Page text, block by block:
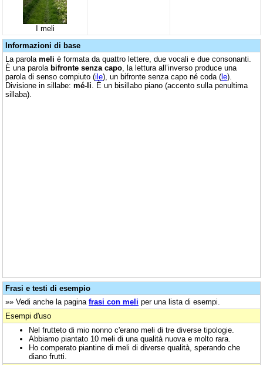
I meli
Informazioni di base
La parola meli è formata da quattro lettere, due vocali e due consonanti.
È una parola bifronte senza capo , la lettura all’inverso produce una
parola di senso compiuto (ile), un bifronte senza capo né coda (le).
Divisione in sillabe: mé-li . È un bisillabo piano (accento sulla penultima
sillaba).
Frasi e testi di esempio
»» Vedi anche la pagina frasi con meli per una lista di esempi.
Esempi d'uso
Nel frutteto di mio nonno c'erano meli di tre diverse tipologie.
Abbiamo piantato 10 meli di una qualità nuova e molto rara.
Ho comperato piantine di meli di diverse qualità, sperando che
diano frutti.